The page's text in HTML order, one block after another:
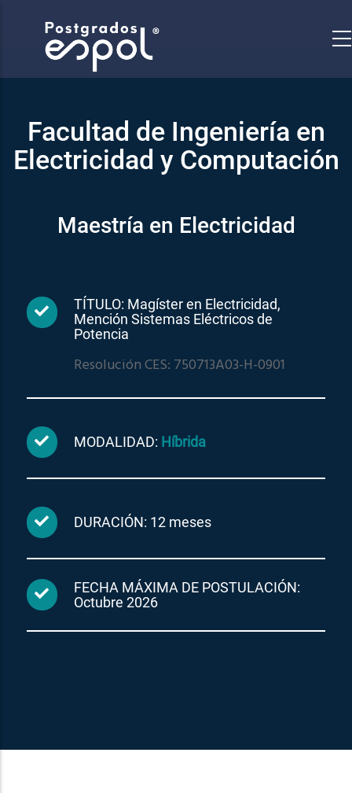
contenido
principal
Facultad de Ingeniería en
Electricidad y Computación
Maestría en Electricidad
TÍTULO: Magíster en Electricidad,
Mención Sistemas Eléctricos de
Potencia
Resolución CES: 750713A03-H-0901
MODALIDAD: Híbrida
DURACIÓN: 12 meses
FECHA MÁXIMA DE POSTULACIÓN:
Octubre 2026